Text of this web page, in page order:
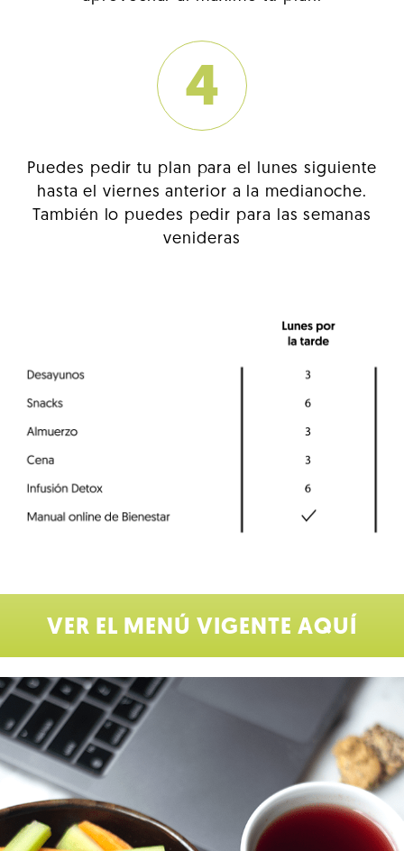
4
Puedes pedir tu plan para el lunes siguiente
hasta el viernes anterior a la medianoche.
También lo puedes pedir para las semanas
venideras
VER EL MENÚ VIGENTE AQUÍ